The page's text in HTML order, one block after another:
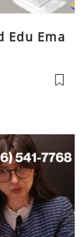
Edu Ema